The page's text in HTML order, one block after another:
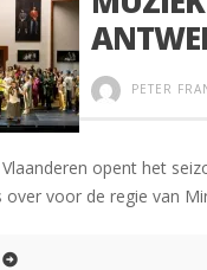
PETER
opent het
over voor de regie van